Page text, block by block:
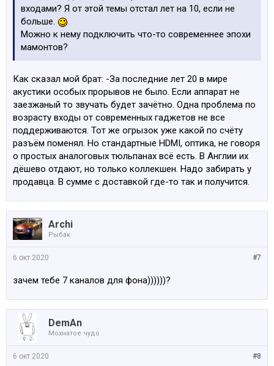
входами? Я от этой темы отстал лет на 10, если не
больше.
Можно к нему подключить что-то современнее эпохи
мамонтов?
Как сказал мой брат: -За последние лет 20 в мире
акустики особых прорывов не было. Если аппарат не
заезжаный то звучать будет зачётно. Одна проблема по
возрасту входы от современных гаджетов не все
поддерживаются. Тот же огрызок уже какой по счёту
разъём поменял. Но стандартные HDMI, оптика, не говоря
о простых аналоговых тюльпанах всё есть. В Англии их
дёшево отдают, но только коллекшен. Надо забирать у
продавца. В сумме с доставкой где-то так и получится.
Archi
Рыбак
#7
6 окт 2020
зачем тебе 7 каналов для фона))))))?
DemAn
Мохнатое чудо
#8
6 окт 2020